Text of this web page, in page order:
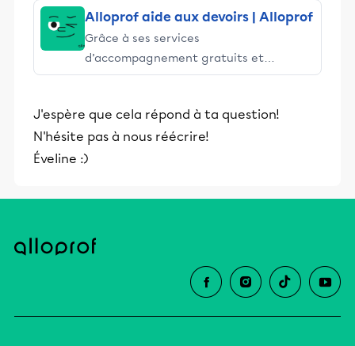
Alloprof aide aux devoirs | Alloprof
Grâce à ses services
d’accompagnement gratuits et
stimulants, Alloprof engage les élèves
éducative.
J'espère que cela répond à ta question!
N'hésite pas à nous réécrire!
Éveline :)